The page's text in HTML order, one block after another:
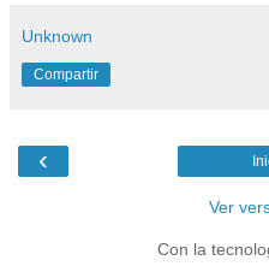
Unknown
Compartir
‹
Ver
Con la